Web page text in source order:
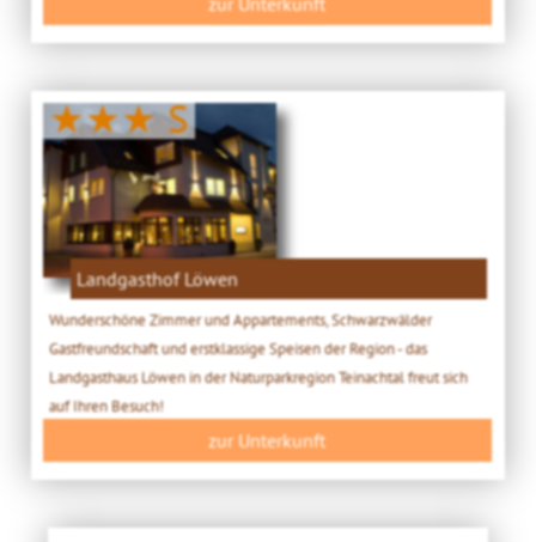
★★★ S
Landgasthof Löwen
Wunderschöne Zimmer und Appartements, Schwarzwälder
Gastfreundschaft und erstklassige Speisen der Region - das
Landgasthaus Löwen in der Naturparkregion Teinachtal freut sich
auf Ihren Besuch!
zur Unterkunft